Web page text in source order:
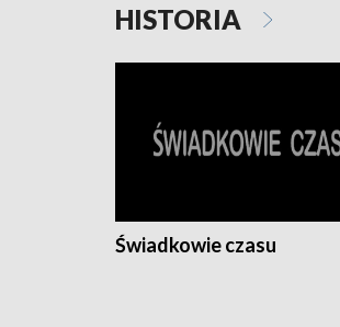
HISTORIA
Świadkowie czasu